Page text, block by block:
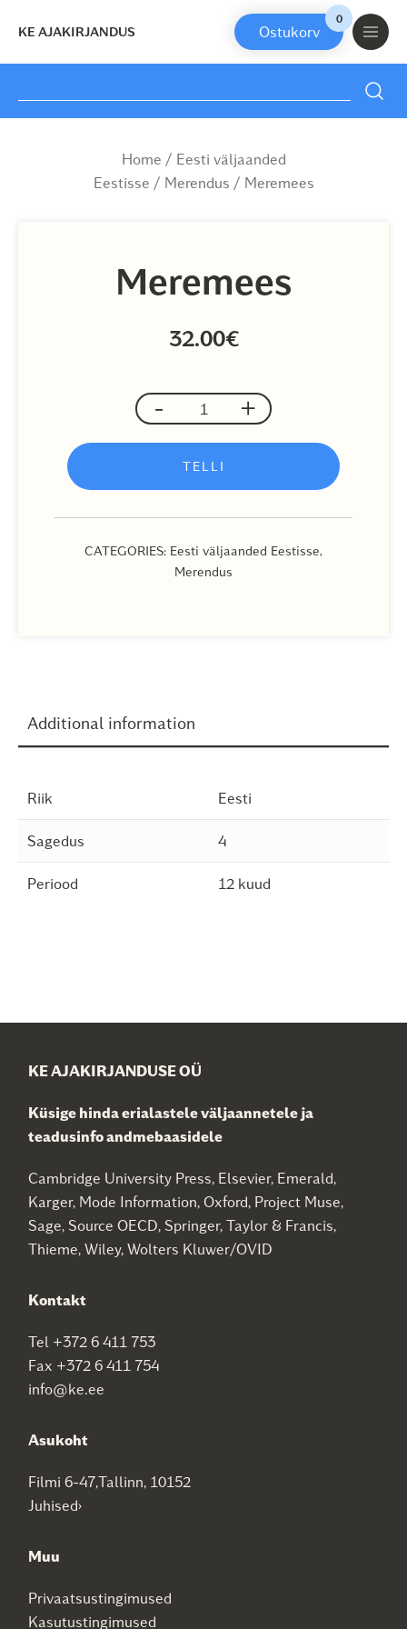
Skip
KE AJAKIRJANDUS
0
for:
Home / Eesti väljaanded
Eestisse / Merendus / Meremees
Meremees
32.00€
-
Meremees
quantity
+
TELLI
CATEGORIES: Eesti väljaanded Eestisse,
Merendus
Additional information
Riik Eesti
Sagedus 4
Periood 12 kuud
KE AJAKIRJANDUSE OÜ
Küsige hinda erialastele väljaannetele ja
teadusinfo andmebaasidele
Cambridge University Press, Elsevier, Emerald,
Karger, Mode Information, Oxford, Project Muse,
Sage, Source OECD, Springer, Taylor & Francis,
Thieme, Wiley, Wolters Kluwer/OVID
Kontakt
Tel +372 6 411 753
Fax +372 6 411 754
info@ke.ee
Asukoht
Filmi 6-47,Tallinn, 10152
Juhised›
Muu
Privaatsustingimused
Kasutustingimused